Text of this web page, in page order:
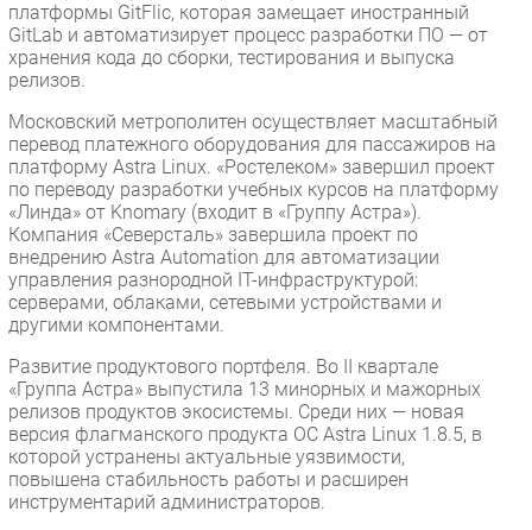
платформы GitFlic, которая замещает иностранный
GitLab и автоматизирует процесс разработки ПО — от
хранения кода до сборки, тестирования и выпуска
релизов.
Московский метрополитен осуществляет масштабный
перевод платежного оборудования для пассажиров на
платформу Astra Linux. «Ростелеком» завершил проект
по переводу разработки учебных курсов на платформу
«Линда» от Knomary (входит в «Группу Астра»).
Компания «Северсталь» завершила проект по
внедрению Astra Automation для автоматизации
управления разнородной IT-инфраструктурой:
серверами, облаками, сетевыми устройствами и
другими компонентами.
Развитие продуктового портфеля. Во II квартале
«Группа Астра» выпустила 13 минорных и мажорных
релизов продуктов экосистемы. Среди них — новая
версия флагманского продукта ОС Astra Linux 1.8.5, в
которой устранены актуальные уязвимости,
повышена стабильность работы и расширен
инструментарий администраторов.